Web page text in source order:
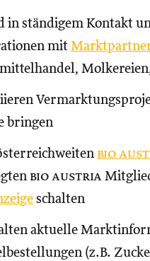
in ständigem Kontakt
mit
bringen
bio
bio austria
schalten
aktuelle
(z.B.